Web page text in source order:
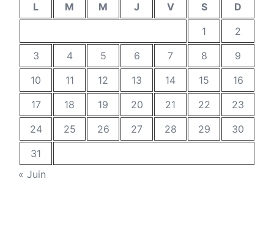
L M M J V S
D
1
2
3
4 5 6 7 8
9
10
11 12 13 14 15
16
17
18 19 20 21 22
23
24
25 26 27 28 29
30
31
« Juin